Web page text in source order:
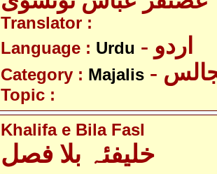
Translator :
Language : Urdu - اردو
Category : Majalis
Topic :
Khalifa e Bila Fasl
خلیفئہ بلا فصل